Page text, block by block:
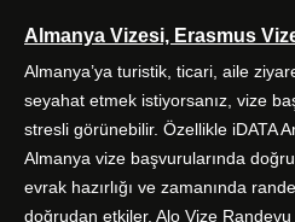
Almanya Vizesi, Erasmus
Almanya’ya turistik, ticari, aile
seyahat etmek istiyorsanız, vize
stresli görünebilir. Özellikle iDATA
Almanya vize başvurularında
evrak hazırlığı ve zamanında
doğrudan etkiler. Alo Vize